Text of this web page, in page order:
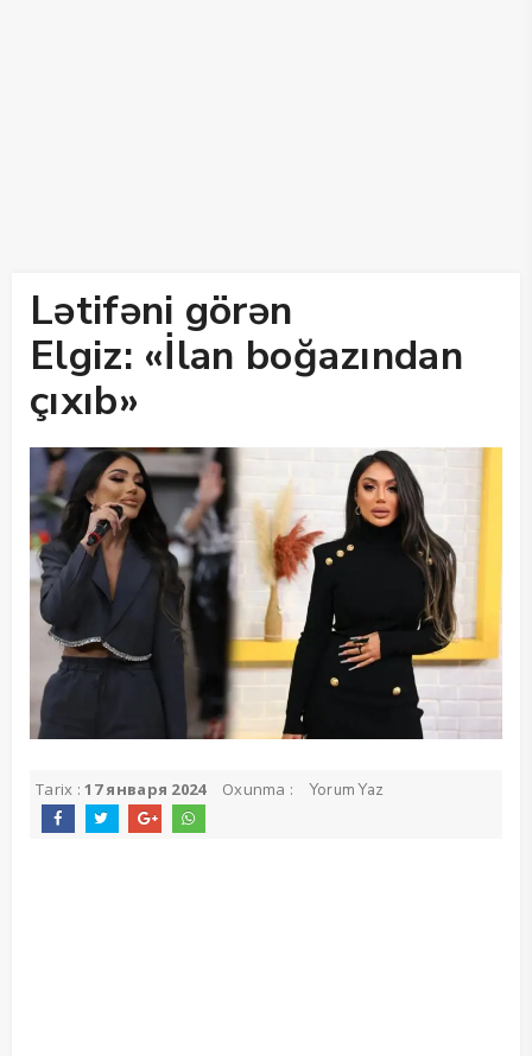
Lətifəni görən
Elgiz: «İlan boğazından
çıxıb»
Tarix :17 января 2024 Oxunma : Yorum Yaz